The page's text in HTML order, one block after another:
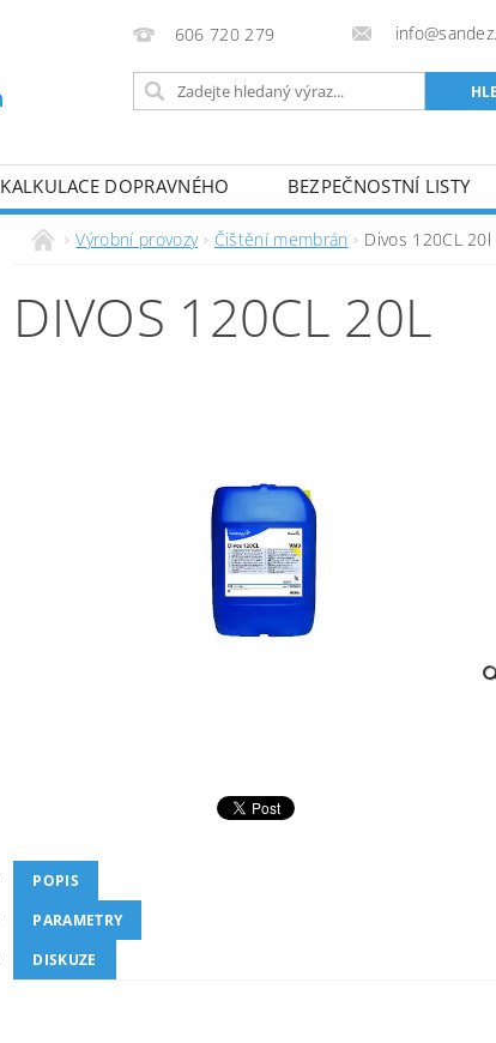
606 720 279
KALKULACE DOPRAVNÉHO BEZPEČNOSTNÍ LISTY
Výrobní provozy Čištění membrán Divos 120CL 20l
DIVOS 120CL 20L
POPIS
PARAMETRY
DISKUZE